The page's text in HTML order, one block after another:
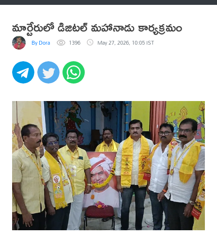
మార్టేరులో డిజిటల్ మహానాడు కార్యక్రమం
By Dora 1396 May 27, 2026, 10:05 IST